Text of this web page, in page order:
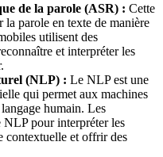
de la parole (ASR) : Cette
parole en texte de manière
utilisent des
et interpréter les
(NLP) : Le NLP est une
qui permet aux machines
humain. Les
pour interpréter les
contextuelle et offrir des